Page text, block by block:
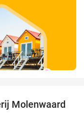
27%
Molenwaard